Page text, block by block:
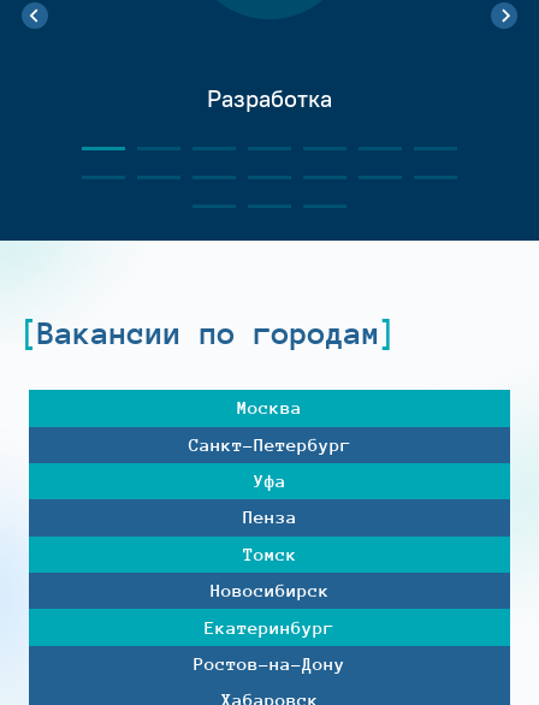
Разработка
Вакансии по городам
Москва
Санкт-Петербург
Уфа
Пенза
Томск
Новосибирск
Екатеринбург
Ростов-на-Дону
Хабаровск